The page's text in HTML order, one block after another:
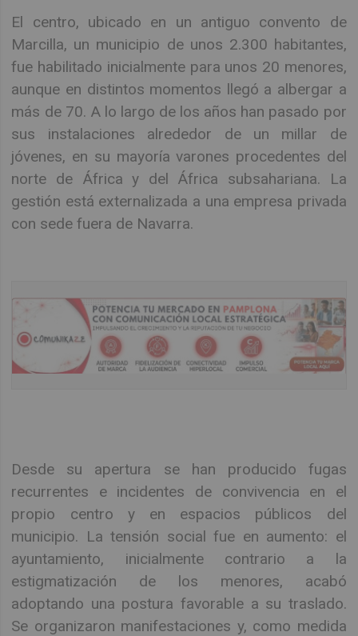
El centro, ubicado en un antiguo convento de
Marcilla, un municipio de unos 2.300 habitantes,
fue habilitado inicialmente para unos 20 menores,
aunque en distintos momentos llegó a albergar a
más de 70. A lo largo de los años han pasado por
sus instalaciones alrededor de un millar de
jóvenes, en su mayoría varones procedentes del
norte de África y del África subsahariana. La
gestión está externalizada a una empresa privada
con sede fuera de Navarra.
Desde su apertura se han producido fugas
recurrentes e incidentes de convivencia en el
propio centro y en espacios públicos del
municipio. La tensión social fue en aumento: el
ayuntamiento, inicialmente contrario a la
estigmatización de los menores, acabó
adoptando una postura favorable a su traslado.
Se organizaron manifestaciones y, como medida